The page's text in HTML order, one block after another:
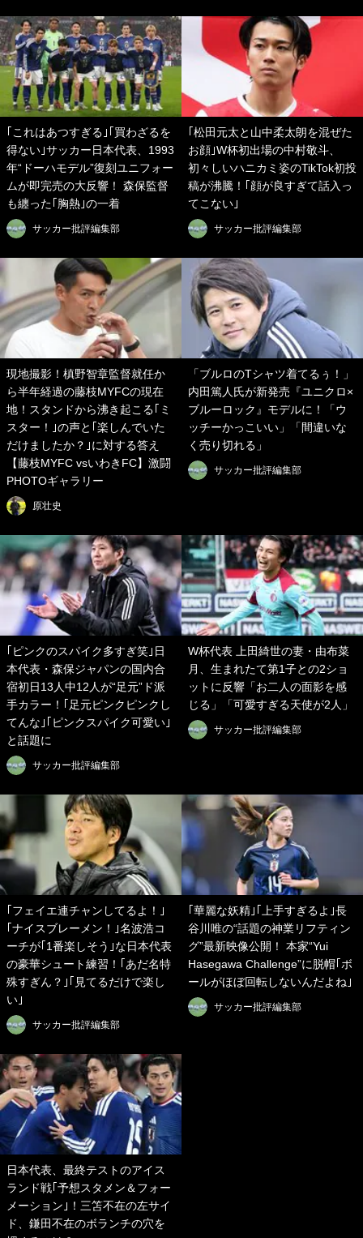
｢これはあつすぎる｣｢買わざるを
得ない｣サッカー日本代表、1993
年“ドーハモデル”復刻ユニフォー
ムが即完売の大反響！ 森保監督
も纏った｢胸熱｣の一着
サッカー批評編集部
｢松田元太と山中柔太朗を混ぜた
お顔｣W杯初出場の中村敬斗、
初々しいハニカミ姿のTikTok初投
稿が沸騰！｢顔が良すぎて話入っ
てこない｣
サッカー批評編集部
現地撮影！槙野智章監督就任か
ら半年経過の藤枝MYFCの現在
地！スタンドから沸き起こる｢ミ
スター！｣の声と｢楽しんでいた
だけましたか？｣に対する答え
【藤枝MYFC vsいわきFC】激闘
PHOTOギャラリー
原壮史
「ブルロのTシャツ着てるぅ！」
内田篤人氏が新発売『ユニクロ×
ブルーロック』モデルに！「ウ
ッチーかっこいい」「間違いな
く売り切れる」
サッカー批評編集部
｢ピンクのスパイク多すぎ笑｣日
本代表・森保ジャパンの国内合
宿初日13人中12人が“足元”ド派
手カラー！｢足元ピンクピンクし
てんな｣｢ピンクスパイク可愛い｣
と話題に
サッカー批評編集部
W杯代表 上田綺世の妻・由布菜
月、生まれたて第1子との2ショ
ットに反響「お二人の面影を感
じる」「可愛すぎる天使が2人」
サッカー批評編集部
｢フェイエ連チャンしてるよ！｣
｢ナイスブレーメン！｣名波浩コ
ーチが｢1番楽しそう｣な日本代表
の豪華シュート練習！｢あだ名特
殊すぎん？｣｢見てるだけで楽し
い｣
サッカー批評編集部
｢華麗な妖精｣｢上手すぎるよ｣長
谷川唯の“話題の神業リフティン
グ”最新映像公開！ 本家“Yui
Hasegawa Challenge”に脱帽｢ボ
ールがほぼ回転しないんだよね｣
サッカー批評編集部
日本代表、最終テストのアイス
ランド戦｢予想スタメン＆フォー
メーション｣！三笘不在の左サイ
ド、鎌田不在のボランチの穴を